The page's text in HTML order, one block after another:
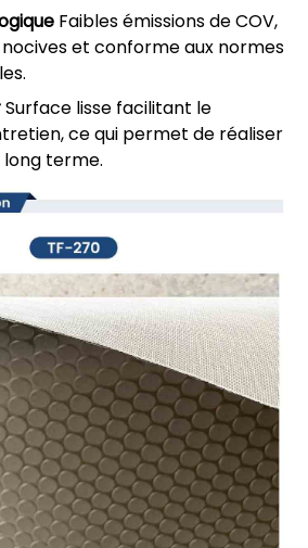
Faibles émissions de COV,
et conforme aux normes
Surface lisse facilitant le
ce qui permet de réaliser
terme.